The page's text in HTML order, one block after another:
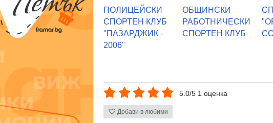
ПОЛИЦЕЙСКИ
СПОРТЕН КЛУБ
"ПАЗАРДЖИК -
2006"
ОБЩИНСКИ
РАБОТНИЧЕСКИ
СПОРТЕН КЛУБ
5.0/5 1 оценка
Добави в любими